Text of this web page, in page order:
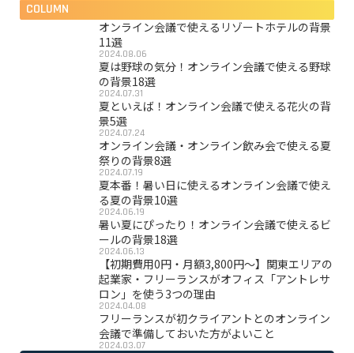
COLUMN
オンライン会議で使えるリゾートホテルの背景
11選
2024.08.06
夏は野球の気分！オンライン会議で使える野球
の背景18選
2024.07.31
夏といえば！オンライン会議で使える花火の背
景5選
2024.07.24
オンライン会議・オンライン飲み会で使える夏
祭りの背景8選
2024.07.19
夏本番！暑い日に使えるオンライン会議で使え
る夏の背景10選
2024.06.19
暑い夏にぴったり！オンライン会議で使えるビ
ールの背景18選
2024.06.13
【初期費用0円・月額3,800円〜】関東エリアの
起業家・フリーランスがオフィス「アントレサ
ロン」を使う3つの理由
2024.04.08
フリーランスが初クライアントとのオンライン
会議で準備しておいた方がよいこと
2024.03.07